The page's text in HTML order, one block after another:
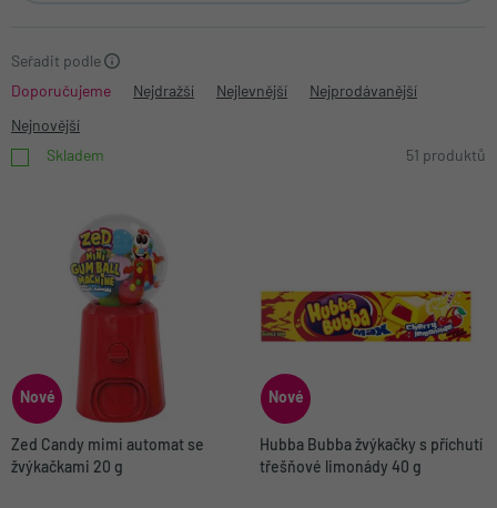
Seřadit podle
Doporučujeme
Nejdražší Nejlevnější Nejprodávanější
Nejnovější
Skladem
51 produktů
Nové
Zed Candy mimi automat se
žvýkačkami 20 g
Nové
Hubba Bubba žvýkačky s příchutí
třešňové limonády 40 g